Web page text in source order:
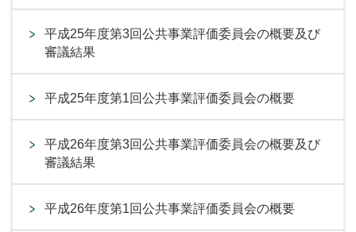
平成25年度第3回公共事業評価委員会の概要及び
審議結果
平成25年度第1回公共事業評価委員会の概要
平成26年度第3回公共事業評価委員会の概要及び
審議結果
平成26年度第1回公共事業評価委員会の概要